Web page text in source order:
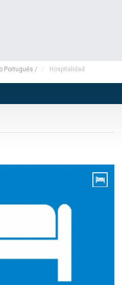
Portugués / Hospitalidad